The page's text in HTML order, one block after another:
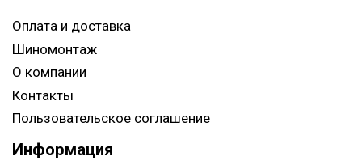
Оплата и доставка
Шиномонтаж
О компании
Контакты
Пользовательское соглашение
Информация